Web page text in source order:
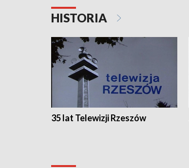
HISTORIA
35 lat Telewizji Rzeszów